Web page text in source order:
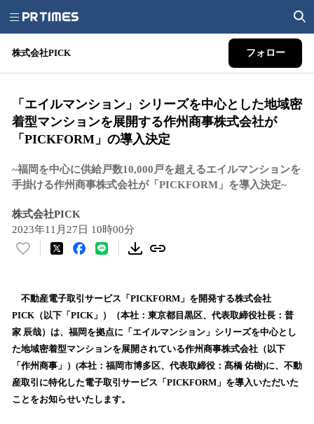
株式会社PICK フォロー
「エイルマンション」シリーズを中心とした地域密
着型マンションを展開する作州商事株式会社が
「PICKFORM」の導入決定
~福岡を中心に供給戸数10,000戸を超えるエイルマンションを
手掛ける作州商事株式会社が「PICKFORM」を導入決定~
株式会社PICK
2023年11月27日 10時00分
い
！
数
を
読
み
込
み
中
不動産電子取引サービス「PICKFORM」を開発する株式会社
PICK（以下「PICK」）（本社：東京都目黒区、代表取締役社長：普
家 辰哉）は、福岡を拠点に「エイルマンション」シリーズを中心とし
た地域密着型マンションを展開されている作州商事株式会社（以下
「作州商事」）(本社：福岡市博多区、代表取締役：髙橋 佑樹)に、不動
産取引に特化した電子取引サービス「PICKFORM」を導入いただいた
ことをお知らせいたします。